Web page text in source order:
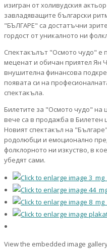
изигран от холивудския
завладяващите български
"БЪЛГАРЕ" са достатъчни
гордост от уникалното ни
Спектакълът "Осмото чудо" е
меценат и обичан приятел Ян
внушителна финансова
появата си на
спектакъла.
Билетите за "Осмото чудо" на
вече са в продажба в
Новият спектакъл на
родолюбци и емоционално
фолклорното ни изкуство, в
убедят сами.
View the embedded image